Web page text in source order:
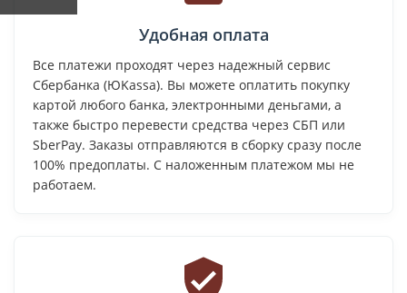
Удобная оплата
Все платежи проходят через надежный сервис
Сбербанка (ЮKassa). Вы можете оплатить покупку
картой любого банка, электронными деньгами, а
также быстро перевести средства через СБП или
SberPay. Заказы отправляются в сборку сразу после
100% предоплаты. С наложенным платежом мы не
работаем.